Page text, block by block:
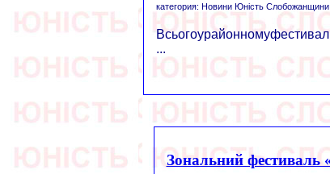
категория: Новини Юність Слобожанщини
...
Зональний фестиваль